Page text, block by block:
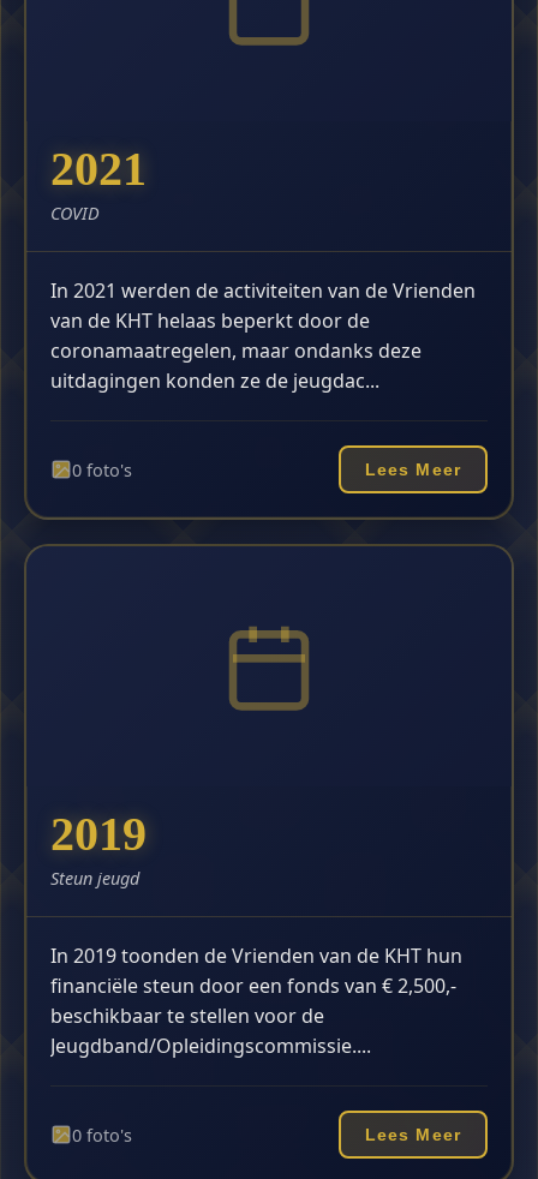
2021
COVID
In 2021 werden de activiteiten van de Vrienden
van de KHT helaas beperkt door de
coronamaatregelen, maar ondanks deze
uitdagingen konden ze de jeugdac...
0 foto's Lees Meer
2019
Steun jeugd
In 2019 toonden de Vrienden van de KHT hun
financiële steun door een fonds van € 2,500,-
beschikbaar te stellen voor de
Jeugdband/Opleidingscommissie....
0 foto's Lees Meer